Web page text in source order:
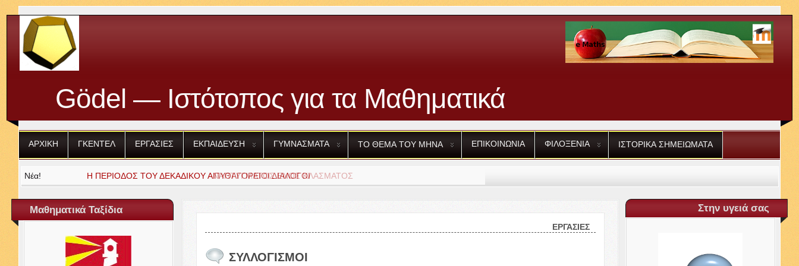
Gödel — Ιστότοπος για τα Μαθηματικά
ΑΡΧΙΚΗ ΓΚΕΝΤΕΛ ΕΡΓΑΣΙΕΣ ΕΚΠΑΙΔΕΥΣΗ ΓΥΜΝΑΣΜΑΤΑ ΤΟ ΘΕΜΑ ΤΟΥ ΜΗΝΑ ΕΠΙΚΟΙΝΩΝΙΑ ΦΙΛΟΞΕΝΙΑ ΙΣΤΟΡΙΚΑ ΣΗΜΕΙΩΜΑΤΑ
Νέα! Η ΠΕΡΙΟΔΟΣ ΤΟΥ ΔΕΚΑΔΙΚΟΥ ΑΝΑΠΤΥΓΜΑΤΟΣ ΕΝΟΣ ΚΛΑΣΜΑΤΟΣ
ΠΥΘΑΓΟΡΕΙΟΙΔΙΑΛΟΓΟΙ
Μαθηματικά Ταξίδια
ΕΡΓΑΣΙΕΣ
ΣΥΛΛΟΓΙΣΜΟΙ
Στην υγειά σας